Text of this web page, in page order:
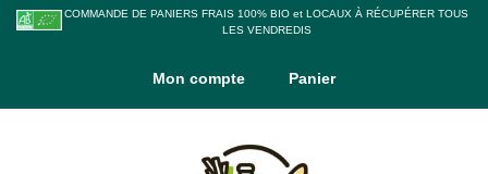
COMMANDE DE PANIERS FRAIS 100% BIO et LOCAUX À RÉCUPÉRER TOUS
LES VENDREDIS
Mon compte Panier